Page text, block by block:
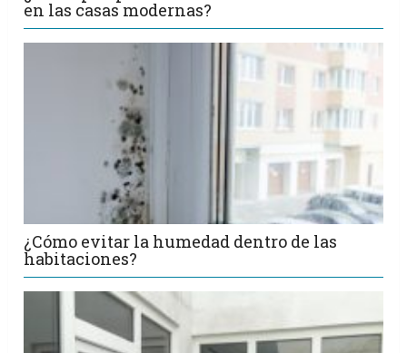
en las casas modernas?
¿Cómo evitar la humedad dentro de las
habitaciones?